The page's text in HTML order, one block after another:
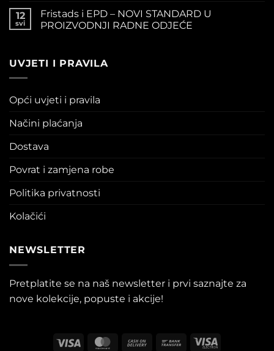
12
svi
Fristads i EPD – NOVI STANDARD U
PROIZVODNJI RADNE ODJEĆE
UVJETI I PRAVILA
Opći uvjeti i pravila
Načini plaćanja
Dostava
Povrat i zamjena robe
Politika privatnosti
Kolačići
NEWSLETTER
Pretplatite se na naš newsletter i prvi saznajte za
nove kolekcije, popuste i akcije!
Visa MasterCard
Cash
Bank
Visa